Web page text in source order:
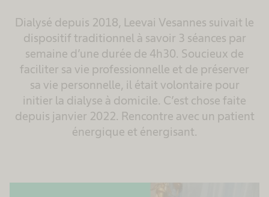
Dialysé depuis 2018, Leevai Vesannes suivait le
dispositif traditionnel à savoir 3 séances par
semaine d’une durée de 4h30. Soucieux de
faciliter sa vie professionnelle et de préserver
sa vie personnelle, il était volontaire pour
initier la dialyse à domicile. C’est chose faite
depuis janvier 2022. Rencontre avec un patient
énergique et énergisant.